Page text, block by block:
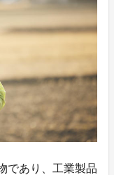
であり、工業製品